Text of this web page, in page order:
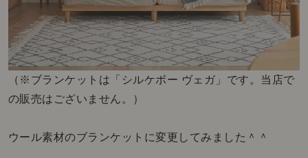
（※ブランケットは「シルケボー ヴェガ」です。当店で
の販売はございません。）
ウール素材のブランケットに変更してみました＾＾